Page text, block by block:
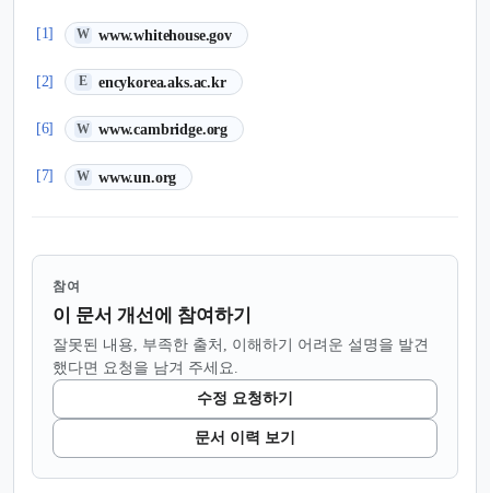
[1] W www.whitehouse.gov
(새 탭에서 열림)
[2] E encykorea.aks.ac.kr
(새 탭에서 열림)
[6] W www.cambridge.org
(새 탭에서 열림)
[7] W www.un.org
(새 탭에서 열림)
참여
이 문서 개선에 참여하기
잘못된 내용, 부족한 출처, 이해하기 어려운 설명을 발견
했다면 요청을 남겨 주세요.
수정 요청하기
문서 이력 보기